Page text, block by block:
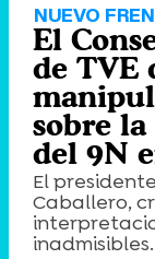
NUEVO
El
de TVE
sobre
del 9N
El
Caballero,
inadmisibles.